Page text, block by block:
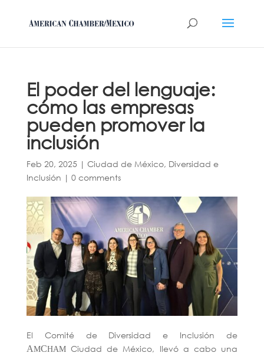
El poder del lenguaje:
cómo las empresas
pueden promover la
inclusión
Feb 20, 2025 | Ciudad de México, Diversidad e
Inclusión | 0 comments
El Comité de Diversidad e Inclusión de
AMCHAM Ciudad de México, llevó a cabo una